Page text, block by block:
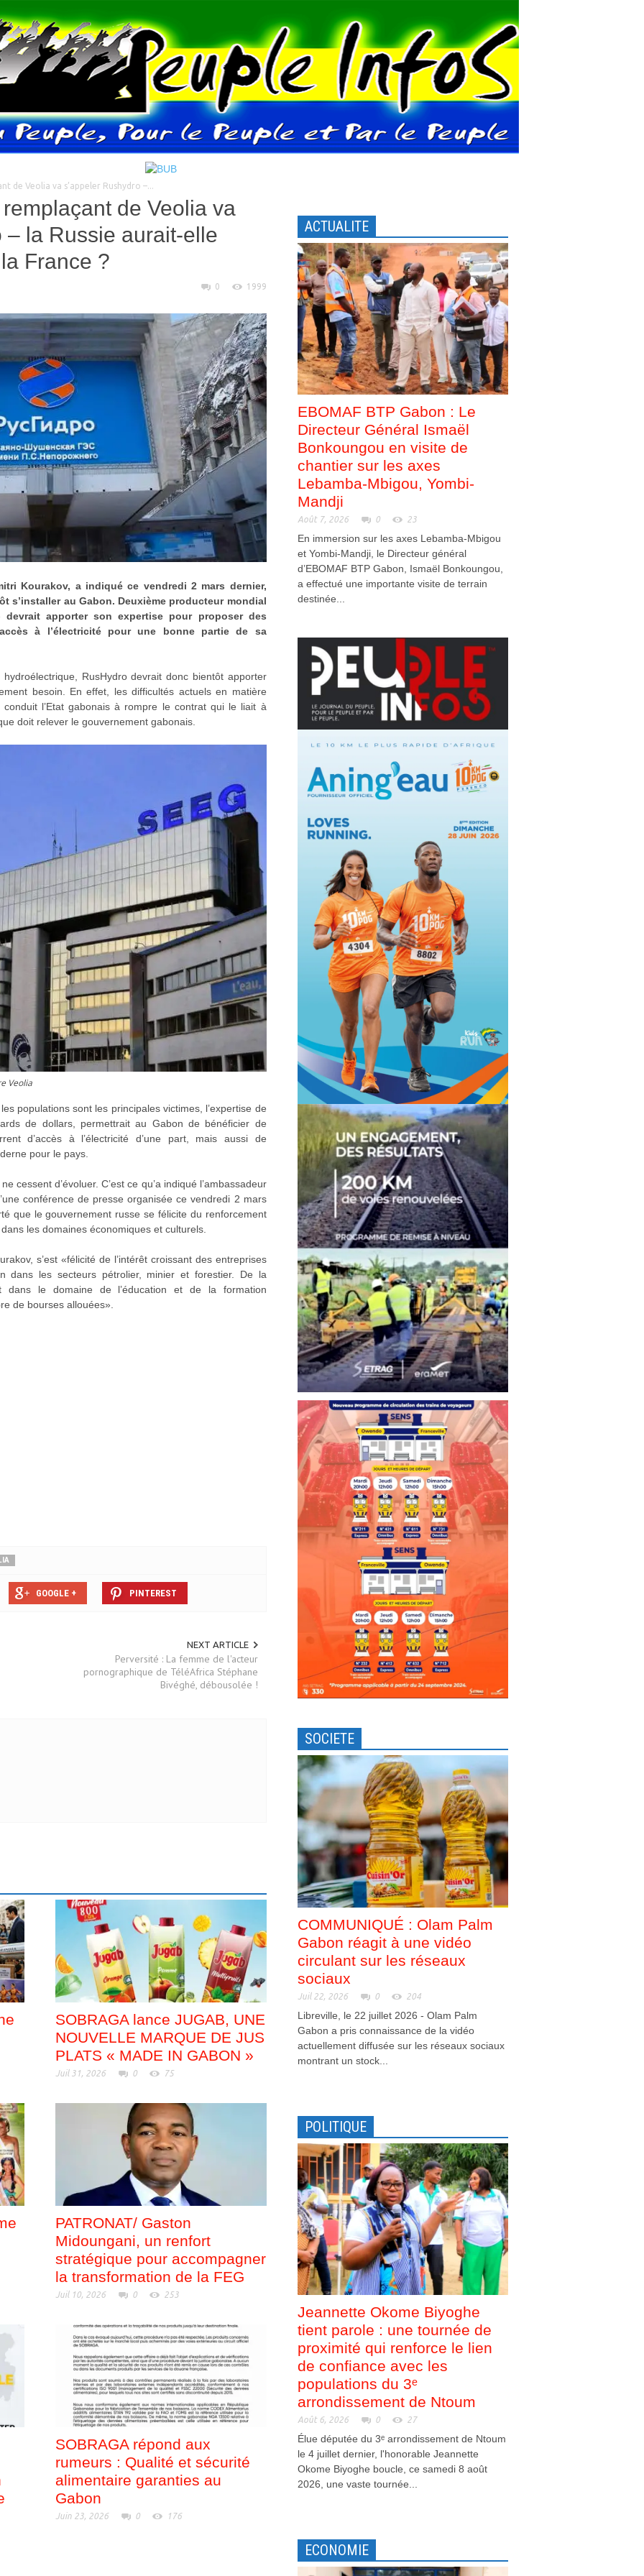
de Veolia va s’appeler Rushydro –...
de Veolia va
– la Russie aurait-elle
France ?
0 1999
Kourakov, a indiqué ce vendredi 2 mars dernier,
s’installer au Gabon. Deuxième producteur mondial
devrait apporter son expertise pour proposer des
à l’électricité pour une bonne partie de sa
hydroélectrique, RusHydro devrait donc bientôt apporter
besoin. En effet, les difficultés actuels en matière
conduit l’Etat gabonais à rompre le contrat qui le liait à
doit relever le gouvernement gabonais.
Veolia
populations sont les principales victimes, l’expertise de
de dollars, permettrait au Gabon de bénéficier de
d’accès à l’électricité d’une part, mais aussi de
pour le pays.
cessent d’évoluer. C’est ce qu’a indiqué l’ambassadeur
conférence de presse organisée ce vendredi 2 mars
que le gouvernement russe se félicite du renforcement
les domaines économiques et culturels.
s’est «félicité de l’intérêt croissant des entreprises
dans les secteurs pétrolier, minier et forestier. De la
dans le domaine de l’éducation et de la formation
de bourses allouées».
GOOGLE + PINTEREST
NEXT ARTICLE
Perversité : La femme de l'acteur
pornographique de TéléAfrica Stéphane
Bivéghé, débousolée !
SOBRAGA lance JUGAB, UNE
NOUVELLE MARQUE DE JUS
PLATS « MADE IN GABON »
Juil 31, 2026 0 75
PATRONAT/ Gaston
Midoungani, un renfort
stratégique pour accompagner
la transformation de la FEG
Juil 10, 2026 0 253
SOBRAGA répond aux
rumeurs : Qualité et sécurité
alimentaire garanties au
Gabon
Juin 23, 2026 0 176
ACTUALITE
EBOMAF BTP Gabon : Le
Directeur Général Ismaël
Bonkoungou en visite de
chantier sur les axes
Lebamba-Mbigou, Yombi-
Mandji
Août 7, 2026 0 23
En immersion sur les axes Lebamba-Mbigou
et Yombi-Mandji, le Directeur général
d’EBOMAF BTP Gabon, Ismaël Bonkoungou,
a effectué une importante visite de terrain
destinée...
SOCIETE
COMMUNIQUÉ : Olam Palm
Gabon réagit à une vidéo
circulant sur les réseaux
sociaux
Juil 22, 2026 0 204
Libreville, le 22 juillet 2026 - Olam Palm
Gabon a pris connaissance de la vidéo
actuellement diffusée sur les réseaux sociaux
montrant un stock...
POLITIQUE
Jeannette Okome Biyoghe
tient parole : une tournée de
proximité qui renforce le lien
de confiance avec les
populations du 3ᵉ
arrondissement de Ntoum
Août 6, 2026 0 27
Élue députée du 3ᵉ arrondissement de Ntoum
le 4 juillet dernier, l'honorable Jeannette
Okome Biyoghe boucle, ce samedi 8 août
2026, une vaste tournée...
ECONOMIE